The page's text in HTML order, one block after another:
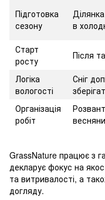
Підготовка
сезону
в
Старт
росту
Після
Логіка
вологості
Сніг
Організація
робіт
GrassNature працює з
декларує фокус на
та витривалості, а
догляду.